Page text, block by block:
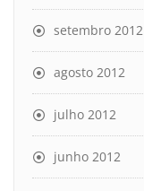
setembro 2012
agosto 2012
julho 2012
junho 2012